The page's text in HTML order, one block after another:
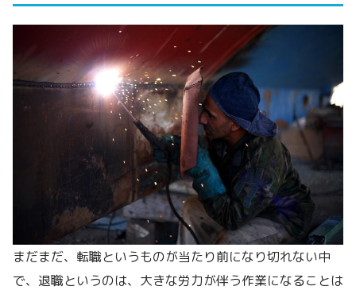
まだまだ、転職というものが当たり前になり切れない中
で、退職というのは、大きな労力が伴う作業になることは